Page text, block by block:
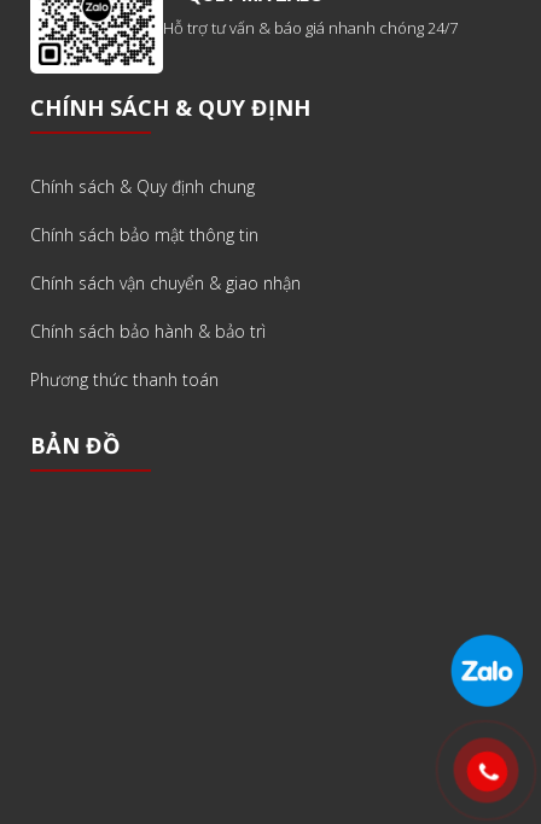
Hỗ trợ tư vấn & báo giá nhanh chóng 24/7
CHÍNH SÁCH & QUY ĐỊNH
Chính sách & Quy định chung
Chính sách bảo mật thông tin
Chính sách vận chuyển & giao nhận
Chính sách bảo hành & bảo trì
Phương thức thanh toán
BẢN ĐỒ